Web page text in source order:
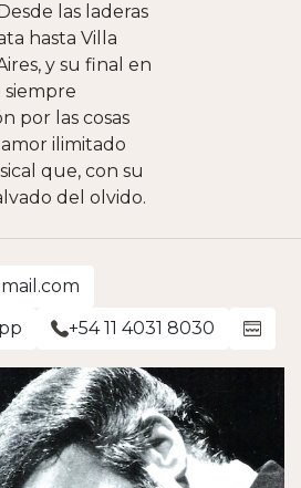
las laderas
hasta Villa
y su final en
siempre
por las cosas
ilimitado
que, con su
del olvido.
+54 11 4031 8030